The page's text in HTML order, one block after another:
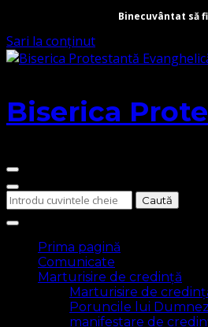
Binecuvântat să
Sari la conținut
Biserica
Cauți
ceva?
Prima pagină
Comunicate
Marturisire de credință
Marturisire de
Poruncile lui
manifestare de